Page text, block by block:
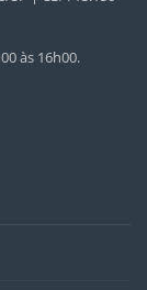
às 16h00.